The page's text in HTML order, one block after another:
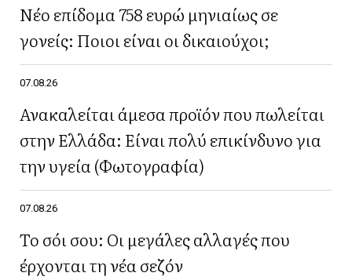
Νέο επίδομα 758 ευρώ μηνιαίως σε
γονείς: Ποιοι είναι οι δικαιούχοι;
07.08.26
Ανακαλείται άμεσα προϊόν που πωλείται
στην Ελλάδα: Είναι πολύ επικίνδυνο για
την υγεία (Φωτογραφία)
07.08.26
Το σόι σου: Οι μεγάλες αλλαγές που
έρχονται τη νέα σεζόν